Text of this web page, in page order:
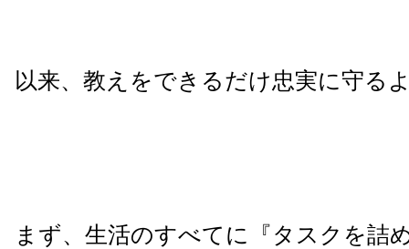
以来、教えをできるだけ忠実に守る
まず、生活のすべてに『タスクを詰